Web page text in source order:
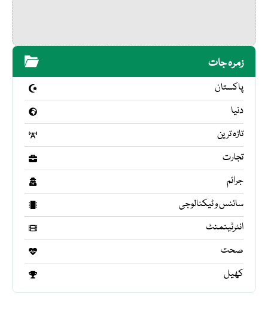
زمرہ جات
پاکستان
دنیا
تازہ ترین
تجارت
جرائم
سائنس و ٹیکنالوجی
انٹرٹینمنٹ
صحت
کھیل